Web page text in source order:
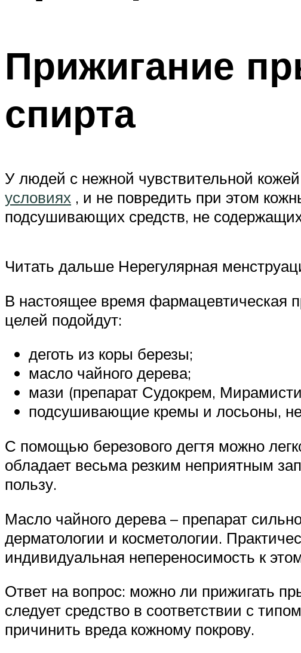
Прижигание
спирта
У людей с нежной чувствительной
условиях , и не повредить при этом
подсушивающих средств, не
Читать дальше Нерегулярная
В настоящее время фармацевтическая
целей подойдут:
деготь из коры березы;
масло чайного дерева;
мази (препарат Судокрем,
подсушивающие кремы и лосьоны,
С помощью березового дегтя можно
обладает весьма резким неприятным
пользу.
Масло чайного дерева – препарат
дерматологии и косметологии.
индивидуальная непереносимость к
Ответ на вопрос: можно ли прижигать
следует средство в соответствии с
причинить вреда кожному покрову.